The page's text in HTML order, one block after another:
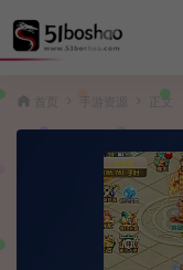
手游资源 正文